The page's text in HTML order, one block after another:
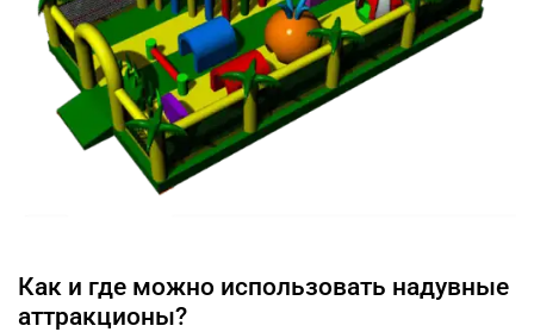
Как и где можно использовать надувные
аттракционы?